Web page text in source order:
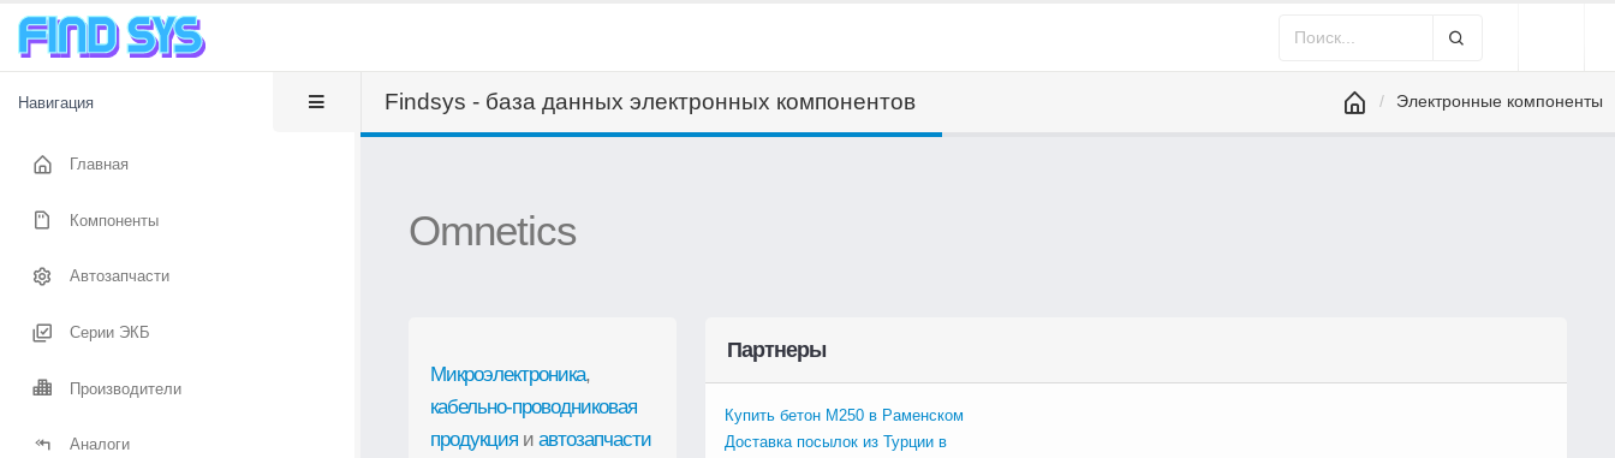
Навигация
Главная
Компоненты
Автозапчасти
Серии ЭКБ
Производители
Аналоги
Findsys - база данных электронных компонентов Электронные компоненты
Omnetics
Микроэлектроника,
кабельно-проводниковая
продукция и автозапчасти
Партнеры
Купить бетон М250 в Раменском
Доставка посылок из Турции в